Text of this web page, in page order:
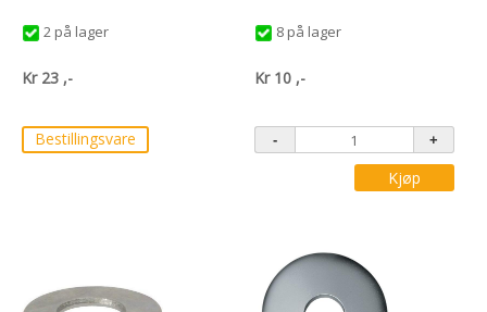
2 på lager
Kr 23 ,-
Bestillingsvare
8 på lager
Kr 10 ,-
Kjøp